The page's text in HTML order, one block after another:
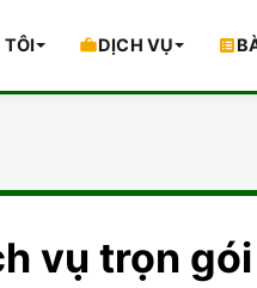
TÔI DỊCH VỤ
vụ trọn